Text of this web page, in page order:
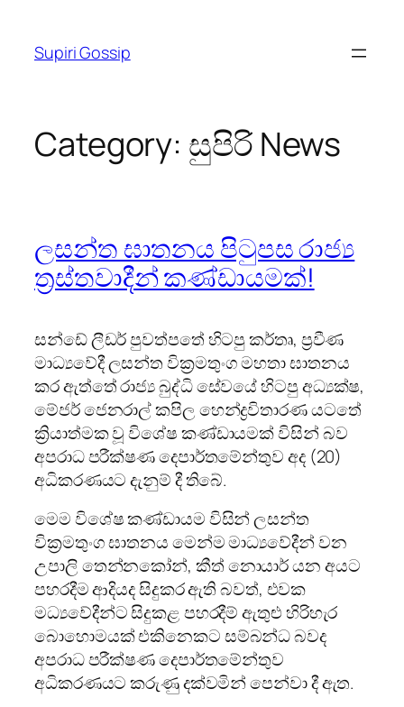
content
Supiri Gossip
Category: සුපිරි News
ලසන්ත ඝාතනය පිටුපස රාජ්‍ය
ත්‍රස්තවාදීන් කණ්ඩායමක්!
සන්ඩේ ලීඩර් පුවත්පතේ හිටපු කර්තෘ, ප්‍රවීණ
මාධ්‍යවේදී ලසන්ත වික්‍රමතුංග මහතා ඝාතනය
කර ඇත්තේ රාජ්‍ය බුද්ධි සේවයේ හිටපු අධ්‍යක්ෂ,
මේජර් ජෙනරාල් කපිල හෙන්ද්‍රවිතාරණ යටතේ
ක්‍රියාත්මක වූ විශේෂ කණ්ඩායමක් විසින් බව
අපරාධ පරීක්ෂණ දෙපාර්තමේන්තුව අද (20)
අධිකරණයට දැනුම් දී තිබේ.
මෙම විශේෂ කණ්ඩායම විසින් ලසන්ත
වික්‍රමතුංග ඝාතනය මෙන්ම මාධ්‍යවේදීන් වන
උපාලි තෙන්නකෝන්, කීත් නොයාර් යන අයට
පහරදීම ආදියද සිදුකර ඇති බවත්, එවක
මධ්‍යවේදීන්ට සිදුකළ පහරදීම් ඇතුළු හිරිහැර
බොහොමයක් එකිනෙකට සම්බන්ධ බවද
අපරාධ පරීක්ෂණ දෙපාර්තමේන්තුව
අධිකරණයට කරුණු දක්වමින් පෙන්වා දී ඇත.